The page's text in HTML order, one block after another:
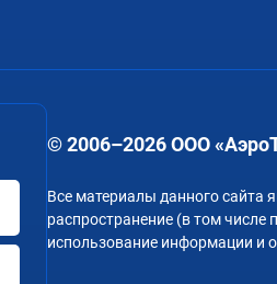
© 2006–2026 ООО
Все материалы данного сайта
распространение (в том числе
использование информации и